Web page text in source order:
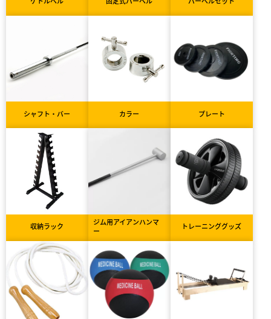
シャフト・バー カラー プレート
収納ラック
ジム用アイアンハンマ
ー
トレーニンググッズ